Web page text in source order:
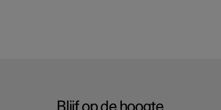
Blijf op de hoogte